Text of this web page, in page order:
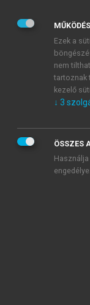
veszem és
Általános
mersz.hu
tudomásul
Ezek a
nem
tartoznak
kezelő
↓ 3
ÖSSZES